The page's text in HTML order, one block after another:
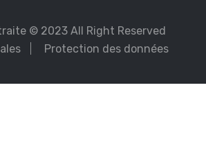
© 2023 All Right Reserved
Protection des données